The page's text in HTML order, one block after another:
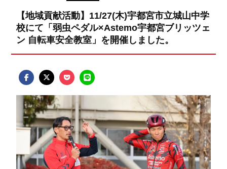
【地域貢献活動】11/27(木)宇都宮市立城山中学
校にて「弱虫ペダル×Astemo宇都宮ブリッツェ
ン 自転車安全教室」を開催しました。